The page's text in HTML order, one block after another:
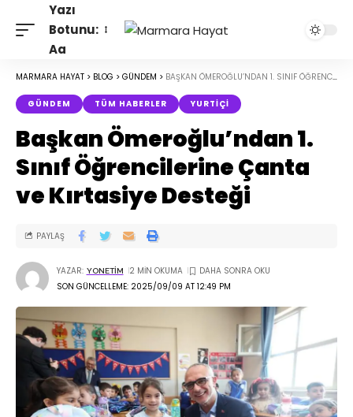
Yazı
Botunu:
Aa
MARMARA HAYAT > BLOG > GÜNDEM > BAŞKAN ÖMEROĞLU’NDAN 1. SINIF ÖĞRENCILERINE ÇANTA VE KIRTASIYE DESTEĞI
GÜNDEM TÜM HABERLER YURTIÇI
Başkan Ömeroğlu’ndan 1.
Sınıf Öğrencilerine Çanta
ve Kırtasiye Desteği
SON GÜNCELLEME: 2025/09/09 AT 12:49 PM
YAZAR: YONETIM 2 MIN OKUMA
PAYLAŞ